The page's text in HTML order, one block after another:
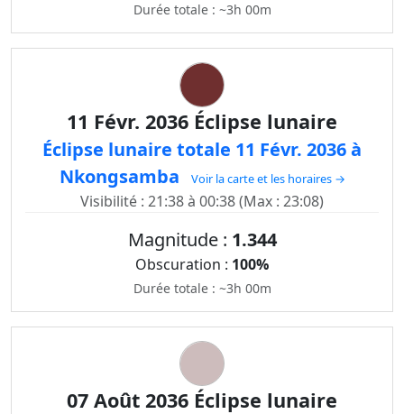
Durée totale : ~3h 00m
11 Févr. 2036 Éclipse lunaire
Éclipse lunaire totale 11 Févr. 2036 à
Nkongsamba
Voir la carte et les horaires →
Visibilité : 21:38 à 00:38 (Max : 23:08)
Magnitude : 1.344
Obscuration : 100%
Durée totale : ~3h 00m
07 Août 2036 Éclipse lunaire